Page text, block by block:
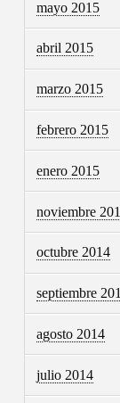
mayo 2015
abril 2015
marzo 2015
febrero 2015
enero 2015
noviembre
octubre 2014
septiembre
agosto 2014
julio 2014